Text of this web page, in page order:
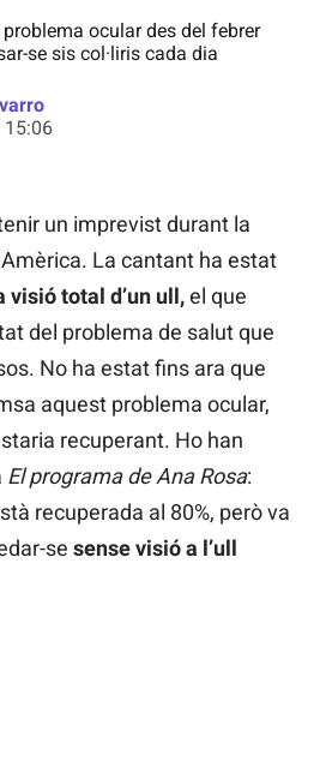
ocular des del febrer
se sis col·liris cada dia
un imprevist durant la
La cantant ha estat
visió total d’un ull,el que
del problema de salut que
No ha estat fins ara que
aquest problema ocular,
recuperant. Ho han
El programa de Ana Rosa:
recuperada al 80%, però va
se sense visió a l’ull